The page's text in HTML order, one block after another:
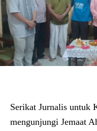
Serikat Jurnalis untuk
mengunjungi Jemaat